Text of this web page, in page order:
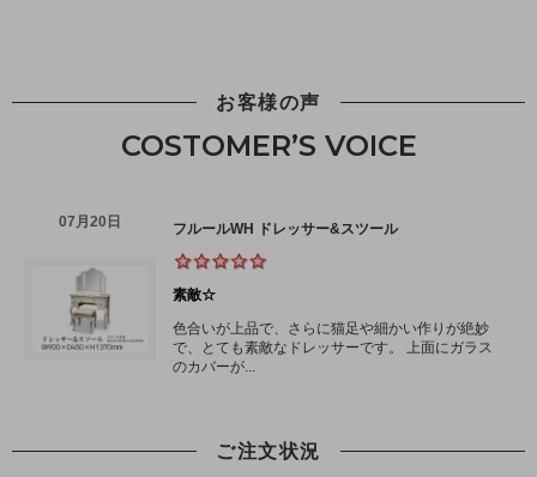
お客様の声
COSTOMER’S VOICE
ご注文状況